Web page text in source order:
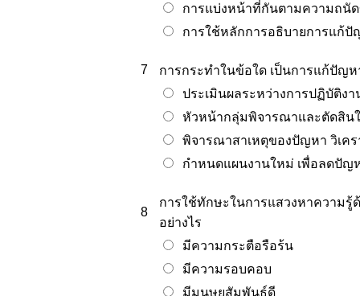
การแบ่งหน้าที่กันตามความถนั
การใช้หลักการอธิบายการแก้ปั
7
การกระทำในข้อใด เป็นการแก้ปัญห
ประเมินผลระหว่างการปฏิบัติง
หัวหน้ากลุ่มพิจารณาและตัดสิน
พิจารณาสาเหตุของปัญหา วิเค
กำหนดแผนงานใหม่ เพื่อลดปัญ
8
การใช้ทักษะในการแสวงหาควา
อย่างไร
มีความกระตือรือร้น
มีความรอบคอบ
มีมนุษยสัมพันธ์ดี